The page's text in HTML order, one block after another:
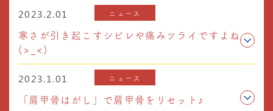
2023.2.01 ニュース
寒さが引き起こすシビレや痛みツライですよね
(>_<)
2023.1.01 ニュース
「肩甲骨はがし」で肩甲骨をリセット♪